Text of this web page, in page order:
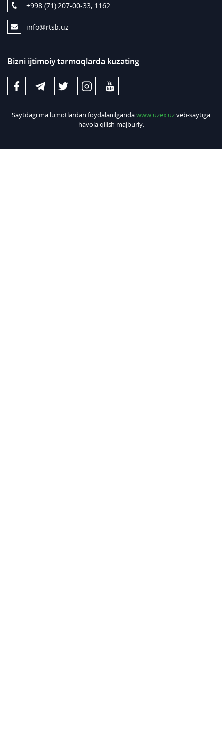
+998 (71) 207-00-33, 1162
info@rtsb.uz
Bizni ijtimoiy tarmoqlarda kuzating
Saytdagi ma'lumotlardan foydalanilgandawww.uzex.uzveb-saytiga
havola qilish majburiy.